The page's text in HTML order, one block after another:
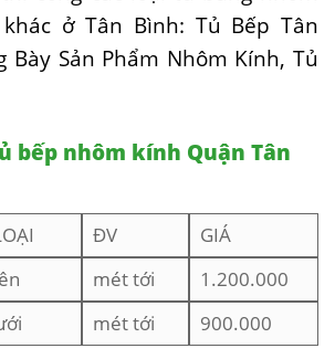
ở Tân Bình: Tủ Bếp Tân
Bày Sản Phẩm Nhôm Kính, Tủ
bếp nhôm kính Quận Tân
ĐV
GIÁ
mét tới
1.200.000
mét tới 900.000